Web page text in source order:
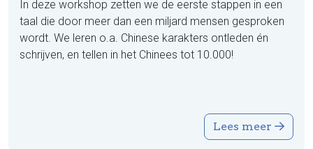
In deze workshop zetten we de eerste stappen in een
taal die door meer dan een miljard mensen gesproken
wordt. We leren o.a. Chinese karakters ontleden én
schrijven, en tellen in het Chinees tot 10.000!
Lees meer